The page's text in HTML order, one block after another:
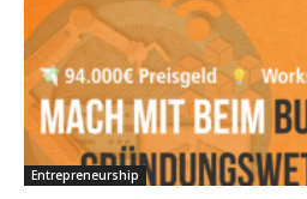
Entrepreneurship